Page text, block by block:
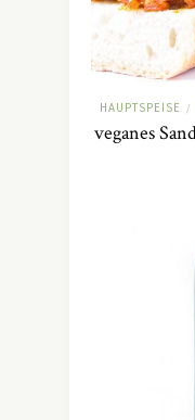
HAUPTSPEISE /
veganes